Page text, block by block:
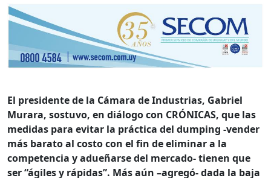
El presidente de la Cámara de Industrias, Gabriel
Murara, sostuvo, en diálogo con CRÓNICAS, que las
medidas para evitar la práctica del dumping -vender
más barato al costo con el fin de eliminar a la
competencia y adueñarse del mercado- tienen que
ser “ágiles y rápidas”. Más aún –agregó- dada la baja